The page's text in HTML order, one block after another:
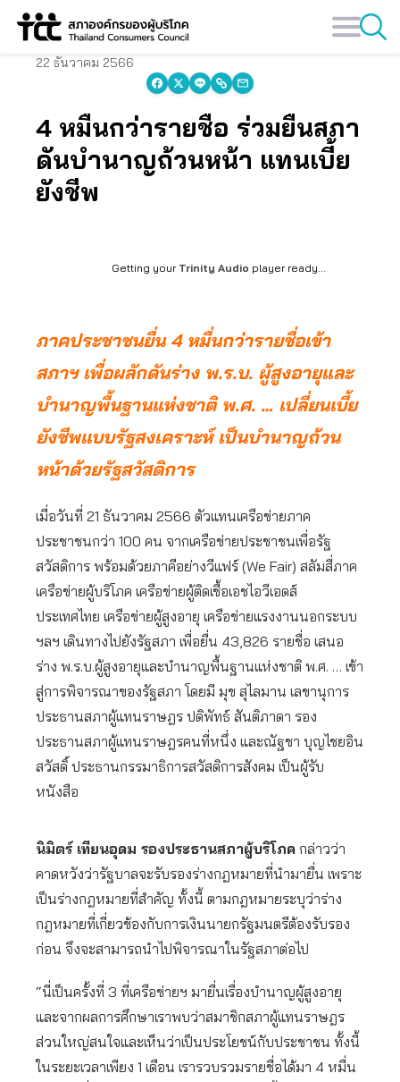
Skip
22 ธันวาคม 2566
4 หมื่นกว่ารายชื่อ ร่วมยื่นสภา
ดันบำนาญถ้วนหน้า แทนเบี้ย
ยังชีพ
Getting your Trinity Audio player ready...
ภาคประชาชนยื่น 4 หมื่นกว่ารายชื่อเข้า
สภาฯ เพื่อผลักดันร่าง พ.ร.บ. ผู้สูงอายุและ
บำนาญพื้นฐานแห่งชาติ พ.ศ. … เปลี่ยนเบี้ย
ยังชีพแบบรัฐสงเคราะห์ เป็นบำนาญถ้วน
หน้าด้วยรัฐสวัสดิการ
เมื่อวันที่ 21 ธันวาคม 2566 ตัวแทนเครือข่ายภาค
ประชาชนกว่า 100 คน จากเครือข่ายประชาชนเพื่อรัฐ
สวัสดิการ พร้อมด้วยภาคีอย่างวีแฟร์ (We Fair) สลัมสี่ภาค
เครือข่ายผู้บริโภค เครือข่ายผู้ติดเชื้อเอชไอวีเอดส์
ประเทศไทย เครือข่ายผู้สูงอายุ เครือข่ายแรงงานนอกระบบ
ฯลฯ เดินทางไปยังรัฐสภา เพื่อยื่น 43,826 รายชื่อ เสนอ
ร่าง พ.ร.บ.ผู้สูงอายุและบำนาญพื้นฐานแห่งชาติ พ.ศ. … เข้า
สู่การพิจารณาของรัฐสภา โดยมี มุข สุไลมาน เลขานุการ
ประธานสภาผู้แทนราษฎร ปดิพัทธ์ สันติภาดา รอง
ประธานสภาผู้แทนราษฎรคนที่หนึ่ง และณัฐชา บุญไชยอิน
สวัสดิ์ ประธานกรรมาธิการสวัสดิการสังคม เป็นผู้รับ
หนังสือ
นิมิตร์ เทียนอุดม รองประธานสภาผู้บริโภค กล่าวว่า
คาดหวังว่ารัฐบาลจะรับรองร่างกฎหมายที่นำมายื่น เพราะ
เป็นร่างกฎหมายที่สำคัญ ทั้งนี้ ตามกฎหมายระบุว่าร่าง
กฎหมายที่เกี่ยวข้องกับการเงินนายกรัฐมนตรีต้องรับรอง
ก่อน จึงจะสามารถนำไปพิจารณาในรัฐสภาต่อไป
“นี่เป็นครั้งที่ 3 ที่เครือข่ายฯ มายื่นเรื่องบำนาญผู้สูงอายุ
และจากผลการศึกษาเราพบว่าสมาชิกสภาผู้แทนราษฎร
ส่วนใหญ่สนใจและเห็นว่าเป็นประโยชน์กับประชาชน ทั้งนี้
ในระยะเวลาเพียง 1 เดือน เรารวบรวมรายชื่อได้มา 4 หมื่น